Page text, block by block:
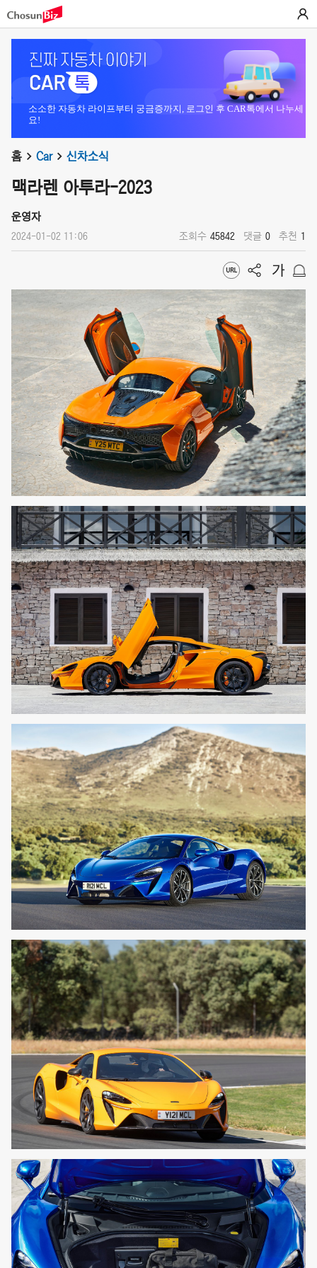
소소한 자동차 라이프부터 궁금증까지, 로그인 후 CAR톡에서 나누세
요!
홈 Car 신차소식
맥라렌 아투라-2023
운영자
2024-01-02 11:06 조회수 45842 댓글 0 추천 1